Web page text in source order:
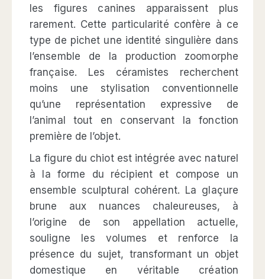
les figures canines apparaissent plus
rarement. Cette particularité confère à ce
type de pichet une identité singulière dans
l’ensemble de la production zoomorphe
française. Les céramistes recherchent
moins une stylisation conventionnelle
qu’une représentation expressive de
l’animal tout en conservant la fonction
première de l’objet.
La figure du chiot est intégrée avec naturel
à la forme du récipient et compose un
ensemble sculptural cohérent. La glaçure
brune aux nuances chaleureuses, à
l’origine de son appellation actuelle,
souligne les volumes et renforce la
présence du sujet, transformant un objet
domestique en véritable création